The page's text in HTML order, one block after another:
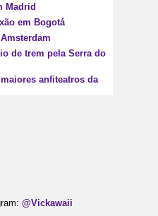
Madrid
em Bogotá
de trem pela Serra do
anfiteatros da
@Vickawaii